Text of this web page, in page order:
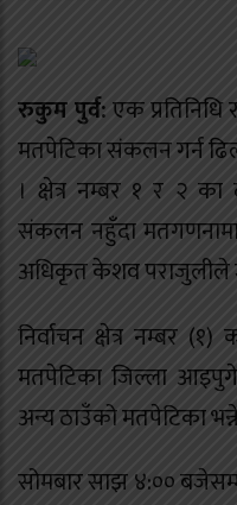
‍रुकुम पुर्व:एक
मतपेटिका संकलन गर्न
। क्षेत्र नम्बर १ र २
संकलन नहुँदा
अधिकृत केशव पराजुलीले
निर्वाचन क्षेत्र नम्बर
मतपेटिका जिल्ला
अन्य ठाउँको मतपेटिका
सोमबार साझ ४:००